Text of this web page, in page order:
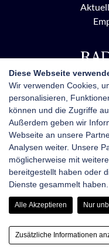
Impressum
Haftungsausschluss
Diese Webseite
Wir verwenden Cookies,
personalisieren,
können und die Zugriffe
Außerdem geben wir
Webseite an unsere
Analysen weiter. Unsere
möglicherweise mit
bereitgestellt haben oder
Dienste gesammelt haben.
Alle Akzeptieren Nur
Zusätzliche Informationen